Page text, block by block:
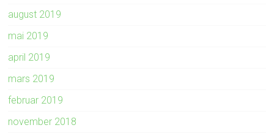
august 2019
mai 2019
april 2019
mars 2019
februar 2019
november 2018